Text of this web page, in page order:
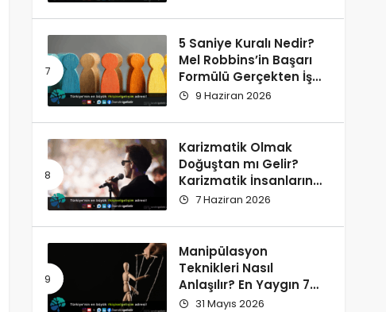
5 Saniye Kuralı Nedir?
Mel Robbins’in Başarı
Formülü Gerçekten İşe
Yarıyor
9 Haziran 2026
Karizmatik Olmak
Doğuştan mı Gelir?
Karizmatik İnsanların
Ortak Özellikleri
7 Haziran 2026
Manipülasyon
Teknikleri Nasıl
Anlaşılır? En Yaygın 7
İşaret
31 Mayıs 2026